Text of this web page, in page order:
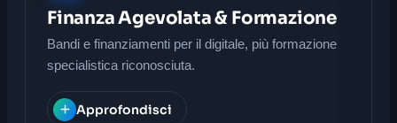
Finanza Agevolata & Formazione
Bandi e finanziamenti per il digitale, più formazione
specialistica riconosciuta.
Approfondisci